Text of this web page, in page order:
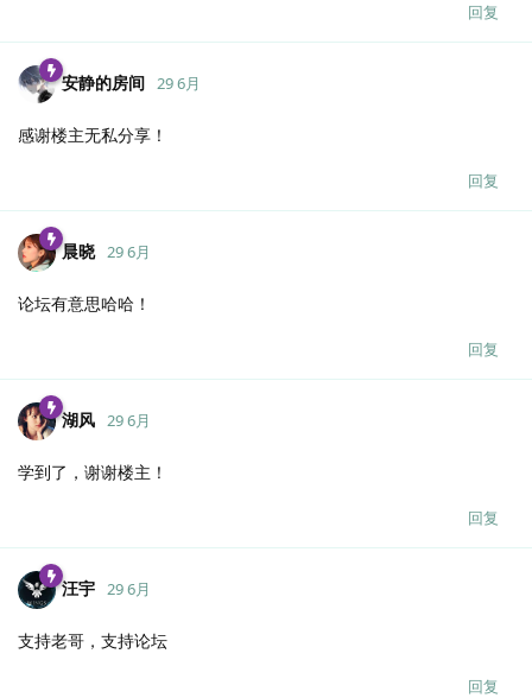
回复
安静的房间 29 6月
感谢楼主无私分享！
回复
晨晓 29 6月
论坛有意思哈哈！
回复
湖风 29 6月
学到了，谢谢楼主！
回复
汪宇 29 6月
支持老哥，支持论坛
回复